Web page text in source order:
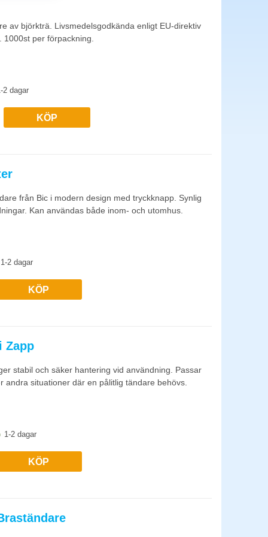
av björkträ. Livsmedelsgodkända enligt EU-direktiv
per förpackning.
2 dagar
KÖP
från Bic i modern design med tryckknapp. Synlig
Kan användas både inom- och utomhus.
1-2 dagar
KÖP
Zapp
stabil och säker hantering vid användning. Passar
andra situationer där en pålitlig tändare behövs.
1-2 dagar
KÖP